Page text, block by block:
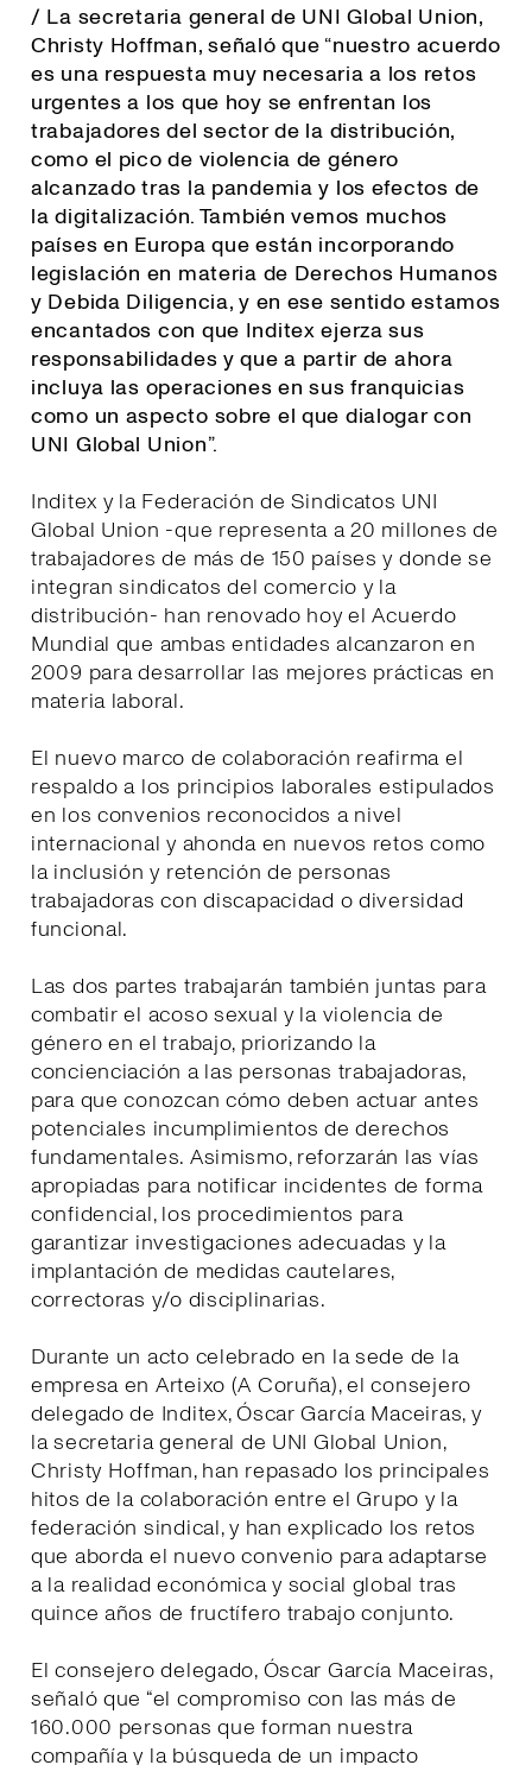
/ La secretaria general de UNI Global Union,
Christy Hoffman, señaló que “nuestro acuerdo
es una respuesta muy necesaria a los retos
urgentes a los que hoy se enfrentan los
trabajadores del sector de la distribución,
como el pico de violencia de género
alcanzado tras la pandemia y los efectos de
la digitalización. También vemos muchos
países en Europa que están incorporando
legislación en materia de Derechos Humanos
y Debida Diligencia, y en ese sentido estamos
encantados con que Inditex ejerza sus
responsabilidades y que a partir de ahora
incluya las operaciones en sus franquicias
como un aspecto sobre el que dialogar con
UNI Global Union”.
Inditex y la Federación de Sindicatos UNI
Global Union -que representa a 20 millones de
trabajadores de más de 150 países y donde se
integran sindicatos del comercio y la
distribución- han renovado hoy el Acuerdo
Mundial que ambas entidades alcanzaron en
2009 para desarrollar las mejores prácticas en
materia laboral.
El nuevo marco de colaboración reafirma el
respaldo a los principios laborales estipulados
en los convenios reconocidos a nivel
internacional y ahonda en nuevos retos como
la inclusión y retención de personas
trabajadoras con discapacidad o diversidad
funcional.
Las dos partes trabajarán también juntas para
combatir el acoso sexual y la violencia de
género en el trabajo, priorizando la
concienciación a las personas trabajadoras,
para que conozcan cómo deben actuar antes
potenciales incumplimientos de derechos
fundamentales. Asimismo, reforzarán las vías
apropiadas para notificar incidentes de forma
confidencial, los procedimientos para
garantizar investigaciones adecuadas y la
implantación de medidas cautelares,
correctoras y/o disciplinarias.
Durante un acto celebrado en la sede de la
empresa en Arteixo (A Coruña), el consejero
delegado de Inditex, Óscar García Maceiras, y
la secretaria general de UNI Global Union,
Christy Hoffman, han repasado los principales
hitos de la colaboración entre el Grupo y la
federación sindical, y han explicado los retos
que aborda el nuevo convenio para adaptarse
a la realidad económica y social global tras
quince años de fructífero trabajo conjunto.
El consejero delegado, Óscar García Maceiras,
señaló que “el compromiso con las más de
160.000 personas que forman nuestra
compañía y la búsqueda de un impacto